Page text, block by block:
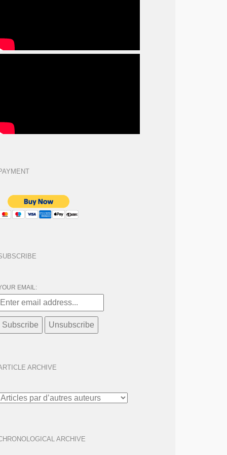
EMAIL:
ARCHIVE
ARCHIVE
ARCHIVE